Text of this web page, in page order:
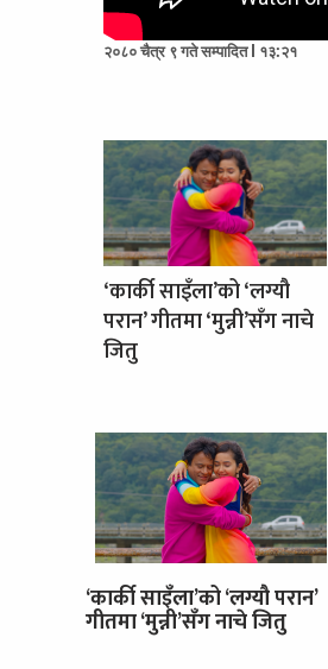
२०८० चैत्र ९ गते सम्पादित l १३:२१
‘कार्की साइँला’को ‘लग्यौ
परान’ गीतमा ‘मुन्नी’सँग नाचे
जितु
‘कार्की साइँला’को ‘लग्यौ परान’
गीतमा ‘मुन्नी’सँग नाचे जितु